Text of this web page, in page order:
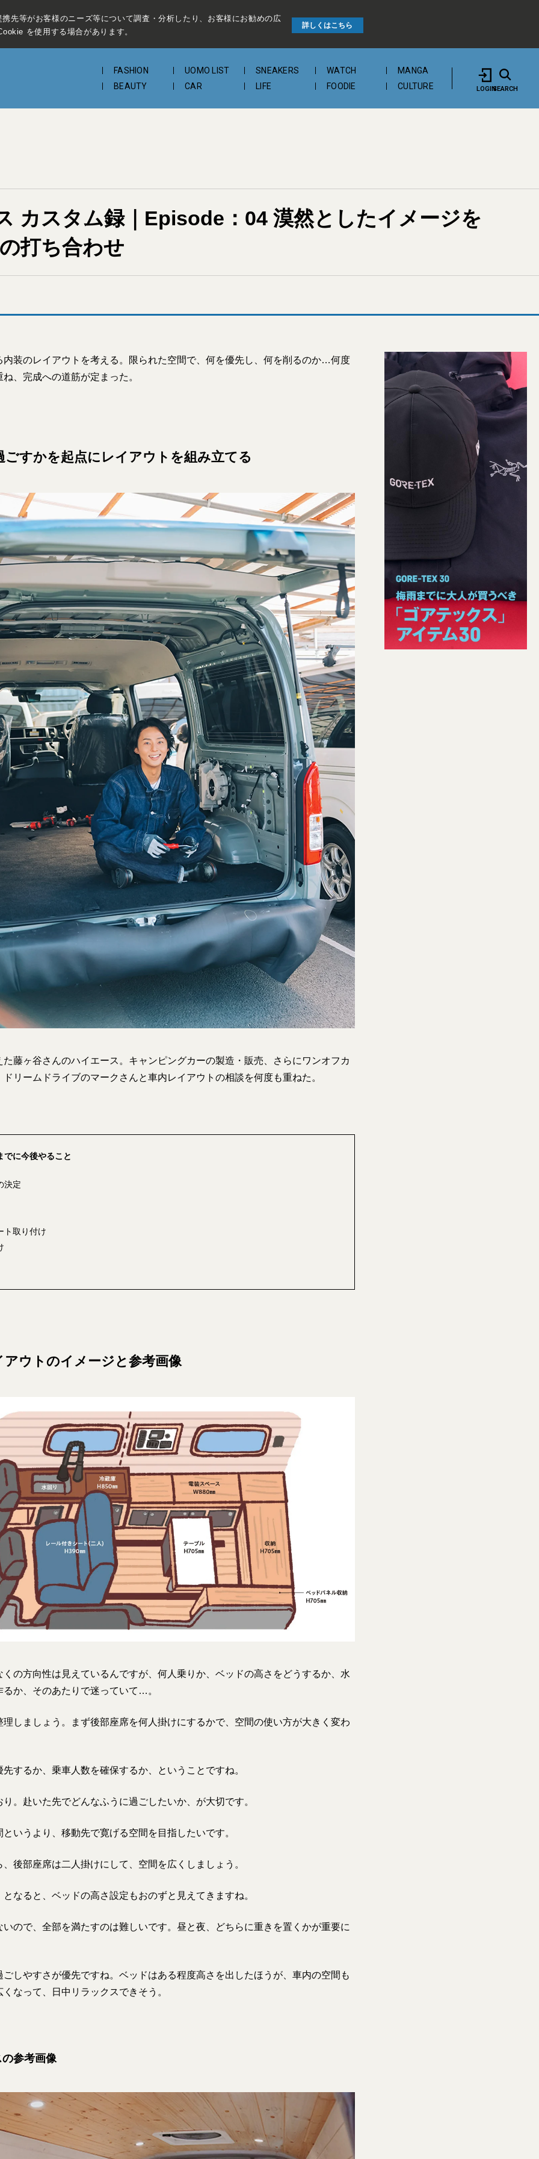
先等がお客様のニーズ等について調査・分析したり、お客様にお勧めの広
を使用する場合があります。
詳しくはこちら
FASHION UOMO LIST SNEAKERS WATCH
MANGA
BEAUTY
CAR LIFE FOODIE CULTURE LOGINSEARCH
カスタム録｜Episode：04 漠然としたイメージを
打ち合わせ
内装のレイアウトを考える。限られた空間で、何を優先し、何を削るのか…何度
、完成への道筋が定まった。
ごすかを起点にレイアウトを組み立てる
た藤ヶ谷さんのハイエース。キャンピングカーの製造・販売、さらにワンオフカ
リームドライブのマークさんと車内レイアウトの相談を何度も重ねた。
でに今後やること
決定
ト取り付け
アウトのイメージと参考画像
の方向性は見えているんですが、何人乗りか、ベッドの高さをどうするか、水
るか、そのあたりで迷っていて…。
しましょう。まず後部座席を何人掛けにするかで、空間の使い方が大きく変わ
するか、乗車人数を確保するか、ということですね。
。赴いた先でどんなふうに過ごしたいか、が大切です。
いうより、移動先で寛げる空間を目指したいです。
後部座席は二人掛けにして、空間を広くしましょう。
なると、ベッドの高さ設定もおのずと見えてきますね。
ので、全部を満たすのは難しいです。昼と夜、どちらに重きを置くかが重要に
しやすさが優先ですね。ベッドはある程度高さを出したほうが、車内の空間も
なって、日中リラックスできそう。
参考画像